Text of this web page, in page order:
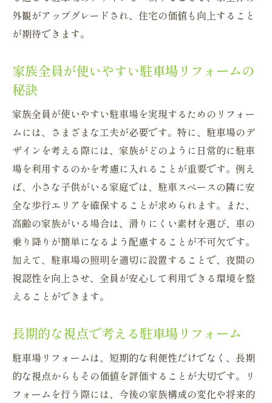
外観がアップグレードされ、住宅の価値も向上すること
が期待できます。
家族全員が使いやすい駐車場リフォームの
秘訣
家族全員が使いやすい駐車場を実現するためのリフォー
ムには、さまざまな工夫が必要です。特に、駐車場のデ
ザインを考える際には、家族がどのように日常的に駐車
場を利用するのかを考慮に入れることが重要です。例え
ば、小さな子供がいる家庭では、駐車スペースの隣に安
全な歩行エリアを確保することが求められます。また、
高齢の家族がいる場合は、滑りにくい素材を選び、車の
乗り降りが簡単になるよう配慮することが不可欠です。
加えて、駐車場の照明を適切に設置することで、夜間の
視認性を向上させ、全員が安心して利用できる環境を整
えることができます。
長期的な視点で考える駐車場リフォーム
駐車場リフォームは、短期的な利便性だけでなく、長期
的な視点からもその価値を評価することが大切です。リ
フォームを行う際には、今後の家族構成の変化や将来的